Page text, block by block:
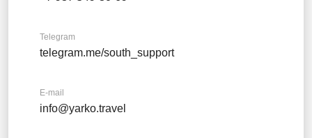
Telegram
telegram.me/south_support
E-mail
info@yarko.travel